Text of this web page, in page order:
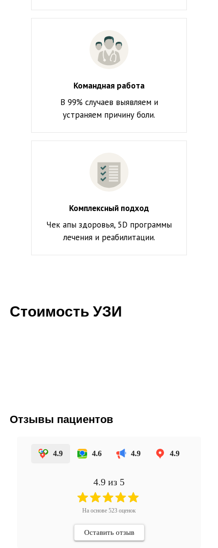
Командная работа
В 99% случаев выявляем и
устраняем причину боли.
Комплексный подход
Чек апы здоровья, 5D программы
лечения и реабилитации.
Стоимость УЗИ
Отзывы пациентов
4.9 4.6 4.9 4.9
4.9 из 5
На основе 523 оценок
Оставить отзыв